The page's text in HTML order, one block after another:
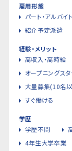
雇用形態
パート・アルバイト
紹介予定派遣
経験・メリット
高収入・高時給
オープニングスタ
大量募集(10名
すぐ働ける
学歴
学歴不問
4年生大学卒業